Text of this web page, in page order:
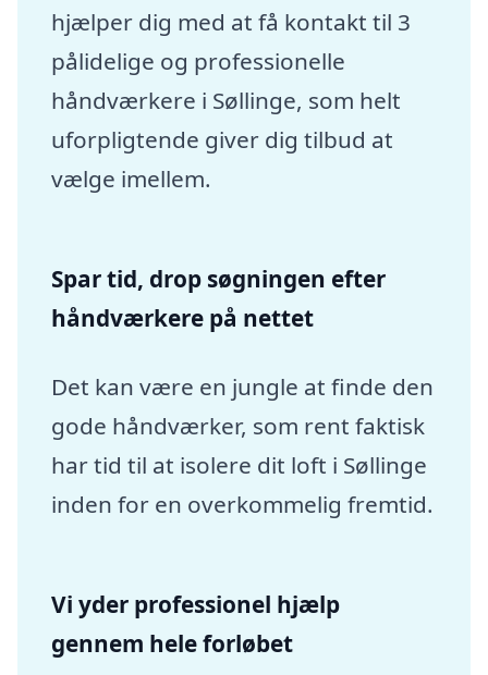
hjælper dig med at få kontakt til 3
pålidelige og professionelle
håndværkere i Søllinge, som helt
uforpligtende giver dig tilbud at
vælge imellem.
Spar tid, drop søgningen efter
håndværkere på nettet
Det kan være en jungle at finde den
gode håndværker, som rent faktisk
har tid til at isolere dit loft i Søllinge
inden for en overkommelig fremtid.
Vi yder professionel hjælp
gennem hele forløbet